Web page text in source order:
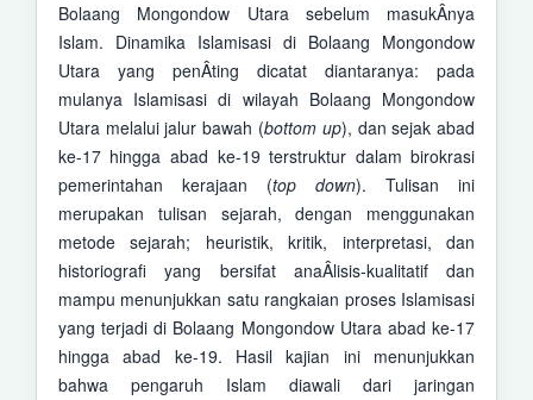
Bolaang Mongondow Utara sebelum masukÂ­nya
Islam. Dinamika Islamisasi di Bolaang Mongondow
Utara yang penÂ­ting dicatat diantaranya: pada
mulanya Islamisasi di wilayah Bolaang Mongondow
Utara melalui jalur bawah (bottom up), dan sejak abad
ke-17 hingga abad ke-19 terstruktur dalam birokrasi
pemerintahan kerajaan (topdown). Tulisan ini
merupakan tulisan sejarah, dengan menggunakan
metode sejarah; heuristik, kritik, interpretasi, dan
historiografi yang bersifat anaÂ­lisis-kualitatif dan
mampu menunjukkan satu rangkaian proses Islamisasi
yang terjadi di Bolaang Mongondow Utara abad ke-17
hingga abad ke-19. Hasil kajian ini menunjukkan
bahwa pengaruh Islam diawali dari jaringan